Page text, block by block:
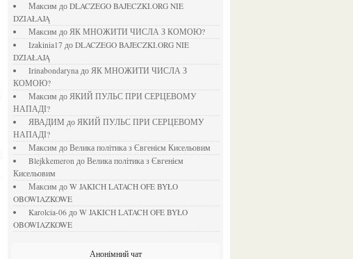
Максим до DLACZEGO BAJECZKI.ORG NIE
DZIAŁAJĄ
Максим до ЯК МНОЖИТИ ЧИСЛА З КОМОЮ?
izakinia17 до DLACZEGO BAJECZKI.ORG NIE
DZIAŁAJĄ
irinabondarynaдо ЯК МНОЖИТИ ЧИСЛА З
КОМОЮ?
Максим до ЯКИЙ ПУЛЬС ПРИ СЕРЦЕВОМУ
НАПАДІ?
ЯВАДИМ до ЯКИЙ ПУЛЬС ПРИ СЕРЦЕВОМУ
НАПАДІ?
Максим до Велика політика з Євгенієм Кисельовим
blejkkemeronдо Велика політика з Євгенієм
Кисельовим
Максим до W JAKICH LATACH OFE BYŁO
OBOWIAZKOWE
karolcia-06до W JAKICH LATACH OFE BYŁO
OBOWIAZKOWE
Анонімний чат